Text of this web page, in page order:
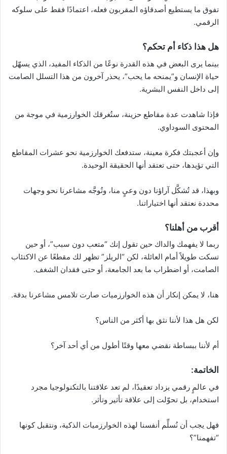
تفوق ما يستطيع أصدقاؤه المقربون فعله، اعتمادًا فقط على سلوكه
الرقمي.
هل هذا ذكاء أم تحكم؟
بينما يرى البعض في هذه القدرة نوعًا من الذكاء المفيد، الذي يسهّل
حياة الإنسان و”يمنحه ما يحب”، يحذر آخرون من هذا التسلل الصامت
إلى داخل النفس البشرية.
فإذا شاهدت عدة مقاطع حزينة، ستُغرقك الخوارزمية في موجة من
المحتوى السوداوي.
وإن أعجبتك فكرة معينة، ستدفعك الخوارزمية نحو عشرات المقاطع
التي تؤيدها، حتى تعتقد أنها الحقيقة الوحيدة.
وبهذا، قد تُشكَّل آراؤنا دون وعيٍ منا، وتُوجَّه مشاعرنا نحو وجهات
محددة نعتقد أنها اختياراتنا.
أقرب من أهلنا؟
ربما لا يفهمك والداك حين تقول إنك “متعب دون سبب”، أو حين
تسكت طويلاً أمام العائلة، لكن “الريلز” تظهر لك مقطعًا عن الاكتئاب
الصامت، أو اضطراب ما بعد الجامعة، أو حتى فقدان الشغف.
هنا، لا يمكن إنكار أن هذه الخوارزميات صارت تلامس مشاعرنا بدقة.
لكن هل هذا لأننا نثق بها أكثر من الناس؟
أم لأننا ببساطة نقضي معها وقتًا أطول من أي أحد آخر؟
الخاتمة:
في عالمٍ رقمي يزداد تعقيدًا، لم تعد علاقتنا بالتكنولوجيا مجرد
استخدام، بل تحوّلت إلى علاقة تأثير وتأثر.
فهل يجب أن نُسلِّم أنفسنا لهذه الخوارزميات الذكية، ونتقبل كونها
“تفهمنا”؟